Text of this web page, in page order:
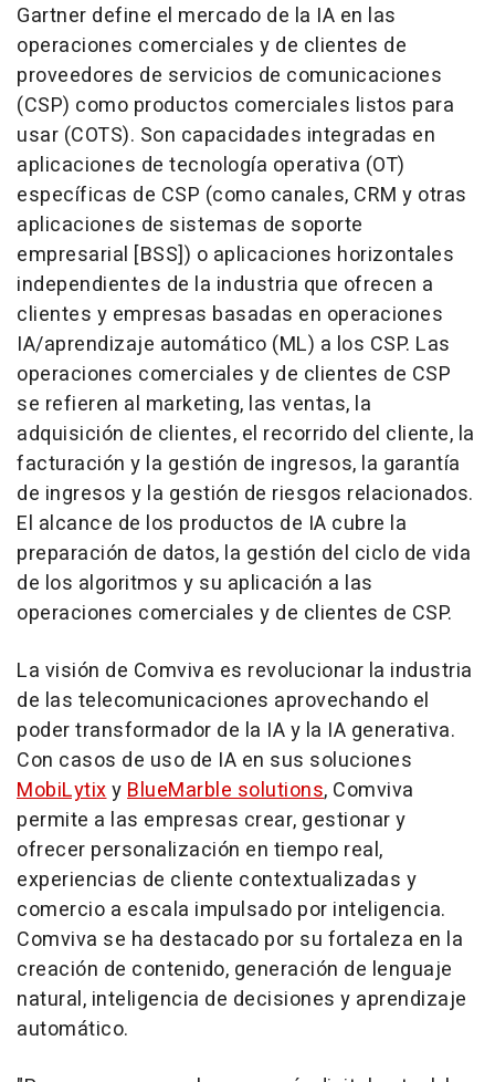
Gartner define el mercado de la IA en las
operaciones comerciales y de clientes de
proveedores de servicios de comunicaciones
(CSP) como productos comerciales listos para
usar (COTS). Son capacidades integradas en
aplicaciones de tecnología operativa (OT)
específicas de CSP (como canales, CRM y otras
aplicaciones de sistemas de soporte
empresarial [BSS]) o aplicaciones horizontales
independientes de la industria que ofrecen a
clientes y empresas basadas en operaciones
IA/aprendizaje automático (ML) a los CSP. Las
operaciones comerciales y de clientes de CSP
se refieren al marketing, las ventas, la
adquisición de clientes, el recorrido del cliente, la
facturación y la gestión de ingresos, la garantía
de ingresos y la gestión de riesgos relacionados.
El alcance de los productos de IA cubre la
preparación de datos, la gestión del ciclo de vida
de los algoritmos y su aplicación a las
operaciones comerciales y de clientes de CSP.
La visión de Comviva es revolucionar la industria
de las telecomunicaciones aprovechando el
poder transformador de la IA y la IA generativa.
Con casos de uso de IA en sus soluciones
MobiLytixyBlueMarble solutions, Comviva
permite a las empresas crear, gestionar y
ofrecer personalización en tiempo real,
experiencias de cliente contextualizadas y
comercio a escala impulsado por inteligencia.
Comviva se ha destacado por su fortaleza en la
creación de contenido, generación de lenguaje
natural, inteligencia de decisiones y aprendizaje
automático.